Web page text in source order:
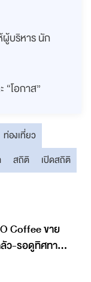
บริหาร นัก
“โอกาส”
ท่องเที่ยว
สถิติ
เปิดสถิติ
Coffee ขาย
ว-รอดูทิศทาง